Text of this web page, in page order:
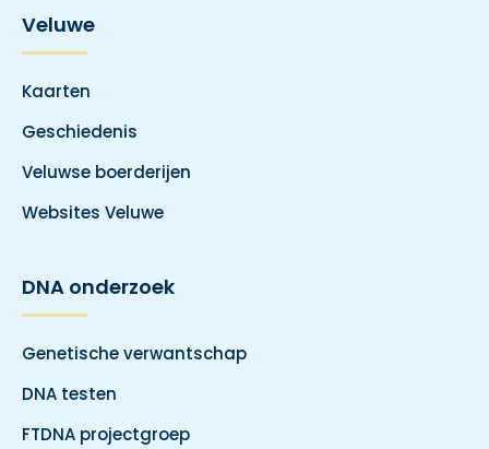
Veluwe
Kaarten
Geschiedenis
Veluwse boerderijen
Websites Veluwe
DNA onderzoek
Genetische verwantschap
DNA testen
FTDNA projectgroep